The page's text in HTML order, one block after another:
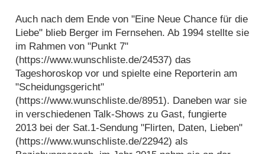
Auch nach dem Ende von "Eine Neue Chance für die
Liebe" blieb Berger im Fernsehen. Ab 1994 stellte sie
im Rahmen von "Punkt 7"
(https://www.wunschliste.de/24537) das
Tageshoroskop vor und spielte eine Reporterin am
"Scheidungsgericht"
(https://www.wunschliste.de/8951). Daneben war sie
in verschiedenen Talk-Shows zu Gast, fungierte
2013 bei der Sat.1-Sendung "Flirten, Daten, Lieben"
(https://www.wunschliste.de/22942) als